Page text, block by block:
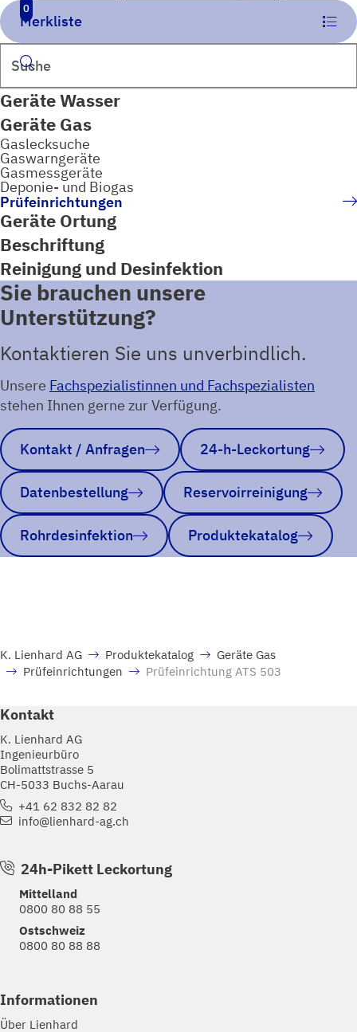
Merkliste
0
Suchen
Geräte Wasser
Geräte Gas
Gaslecksuche
Gaswarngeräte
Gasmessgeräte
Deponie- und Biogas
Prüfeinrichtungen
Geräte Ortung
Beschriftung
Reinigung und Desinfektion
Sie brauchen unsere
Unterstützung?
Kontaktieren Sie uns unverbindlich.
Unsere Fachspezialistinnen und Fachspezialisten
stehen Ihnen gerne zur Verfügung.
Kontakt / Anfragen 24-h-Leckortung
Datenbestellung Reservoirreinigung
Rohrdesinfektion Produktekatalog
K. Lienhard AG Produktekatalog
Geräte Gas
Prüfeinrichtungen
Prüfeinrichtung ATS 503
Kontakt
K. Lienhard AG
Ingenieurbüro
Bolimattstrasse 5
CH-5033 Buchs-Aarau
+41 62 832 82 82
info@lienhard-ag.ch
24h-Pikett Leckortung
Mittelland
0800 80 88 55
Ostschweiz
0800 80 88 88
Informationen
Über Lienhard